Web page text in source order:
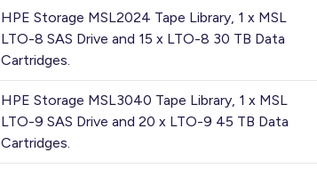
HPE Storage MSL2024 Tape Library, 1 x MSL
LTO-8 SAS Drive and 15 x LTO-8 30 TB Data
Cartridges.
HPE Storage MSL3040 Tape Library, 1 x MSL
LTO-9 SAS Drive and 20 x LTO-9 45 TB Data
Cartridges.